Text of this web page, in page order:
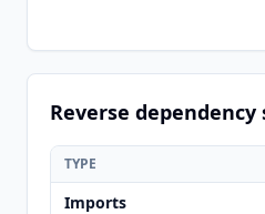
Reverse
TYPE
Imports